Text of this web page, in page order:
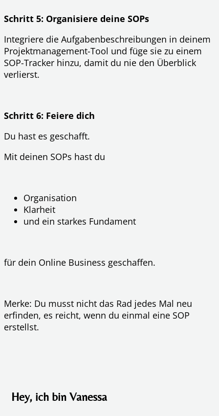
Schritt 5: Organisiere deine SOPs
Integriere die Aufgabenbeschreibungen in deinem
Projektmanagement-Tool und füge sie zu einem
SOP-Tracker hinzu, damit du nie den Überblick
verlierst.
Schritt 6: Feiere dich
Du hast es geschafft.
Mit deinen SOPs hast du
Organisation
Klarheit
und ein starkes Fundament
für dein Online Business geschaffen.
Merke: Du musst nicht das Rad jedes Mal neu
erfinden, es reicht, wenn du einmal eine SOP
erstellst.
Hey, ich bin Vanessa